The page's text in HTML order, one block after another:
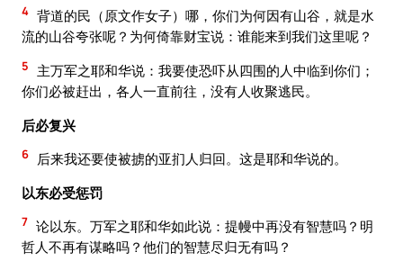
4 背道的民（原文作女子）哪，你们为何因有山谷，就是水
流的山谷夸张呢？为何倚靠财宝说：谁能来到我们这里呢？
5
主万军之耶和华说：我要使恐吓从四围的人中临到你们；
你们必被赶出，各人一直前往，没有人收聚逃民。
后必复兴
6 后来我还要使被掳的亚扪人归回。这是耶和华说的。
以东必受惩罚
7 论以东。万军之耶和华如此说：提幔中再没有智慧吗？明
哲人不再有谋略吗？他们的智慧尽归无有吗？